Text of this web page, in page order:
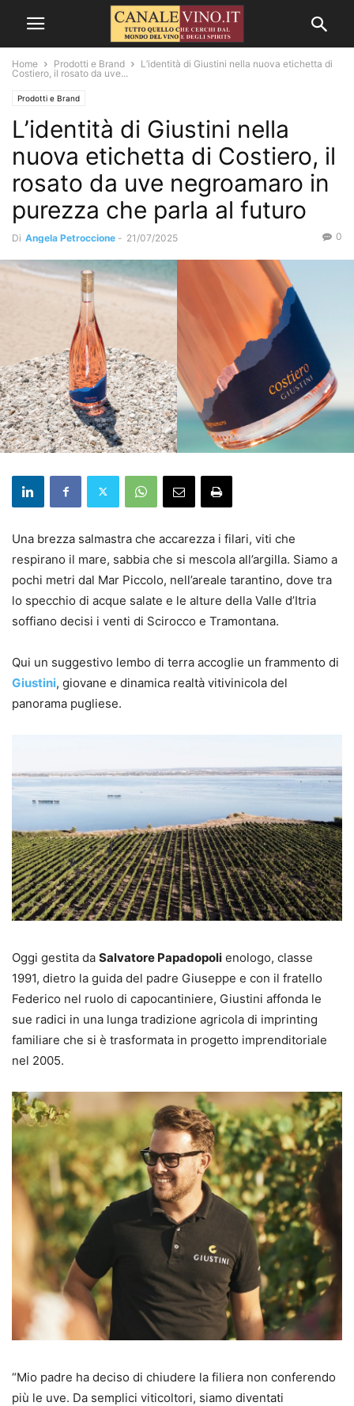
Home Prodotti e Brand
L’identità di Giustini nella nuova etichetta di
Costiero, il rosato da uve...
Prodotti e Brand
L’identità di Giustini nella
nuova etichetta di Costiero, il
rosato da uve negroamaro in
purezza che parla al futuro
Di Angela Petroccione - 21/07/2025 0
Una brezza salmastra che accarezza i filari, viti che
respirano il mare, sabbia che si mescola all’argilla. Siamo a
pochi metri dal Mar Piccolo, nell’areale tarantino, dove tra
lo specchio di acque salate e le alture della Valle d’Itria
soffiano decisi i venti di Scirocco e Tramontana.
Qui un suggestivo lembo di terra accoglie un frammento di
Giustini, giovane e dinamica realtà vitivinicola del
panorama pugliese.
Oggi gestita da Salvatore Papadopoli enologo, classe
1991, dietro la guida del padre Giuseppe e con il fratello
Federico nel ruolo di capocantiniere, Giustini affonda le
sue radici in una lunga tradizione agricola di imprinting
familiare che si è trasformata in progetto imprenditoriale
nel 2005.
“Mio padre ha deciso di chiudere la filiera non conferendo
più le uve. Da semplici viticoltori, siamo diventati